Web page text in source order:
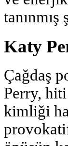
Katy
Çağdaş
Perry,
kimliği